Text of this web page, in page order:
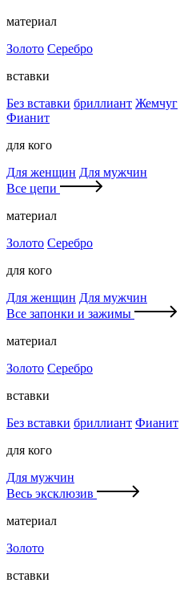
материал
Золото Серебро
вставки
Без вставки бриллиант Жемчуг
Фианит
для кого
Для женщин Для мужчин
Все цепи
материал
Золото Серебро
для кого
Для женщин Для мужчин
Все запонки и зажимы
материал
Золото Серебро
вставки
Без вставки бриллиант Фианит
для кого
Для мужчин
Весь эксклюзив
материал
Золото
вставки